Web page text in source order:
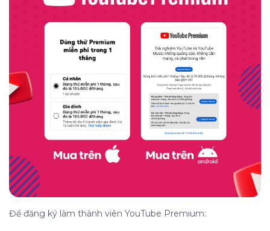
Để đăng ký làm thành viên YouTube Premium: